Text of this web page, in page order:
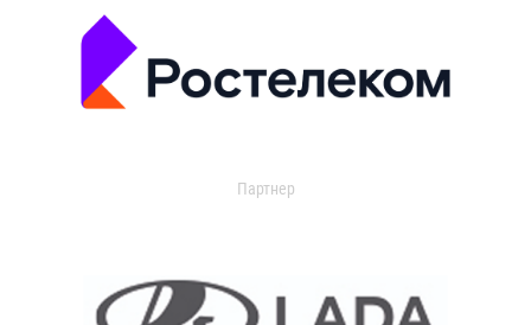
Партнер